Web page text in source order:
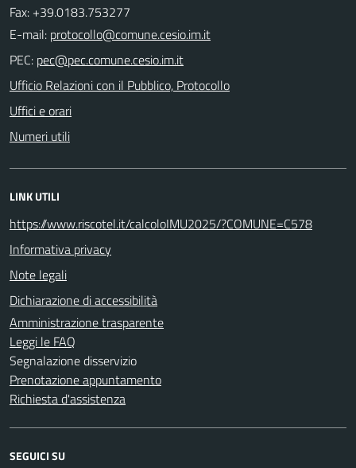
Fax: +39.0183.753277
E-mail:
PEC:
Ufficio Relazioni con il Pubblico, Protocollo
Uffici e orari
Numeri utili
LINK UTILI
https://www.riscotel.it/calcoloIMU2025/?COMUNE=C578
Informativa privacy
Note legali
Dichiarazione di accessibilità
Amministrazione trasparente
Leggi le FAQ
Segnalazione disservizio
Prenotazione appuntamento
Richiesta d'assistenza
SEGUICI SU